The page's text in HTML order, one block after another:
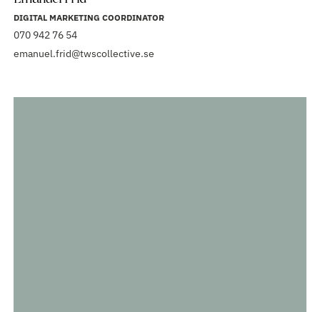
DIGITAL MARKETING COORDINATOR
070 942 76 54
emanuel.frid@twscollective.se